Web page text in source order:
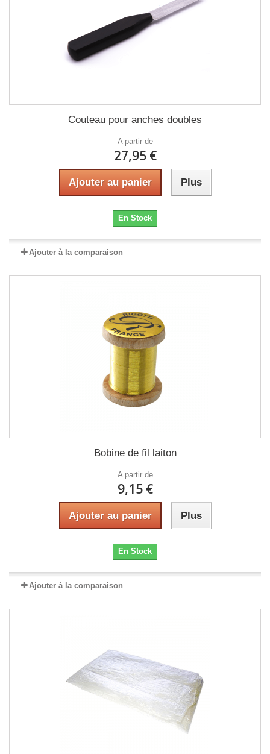
Couteau pour anches doubles
A partir de
27,95 €
Ajouter au panier Plus
En Stock
Ajouter à la comparaison
Bobine de fil laiton
A partir de
9,15 €
Ajouter au panier Plus
En Stock
Ajouter à la comparaison